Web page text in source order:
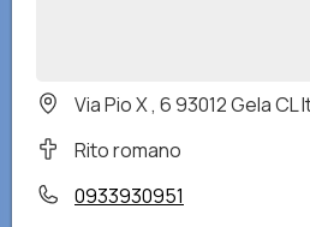
Via Pio X , 6 93012 Gela CL
Rito romano
0933930951